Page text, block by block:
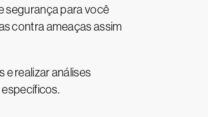
segurança para você
contra ameaças assim
realizar análises